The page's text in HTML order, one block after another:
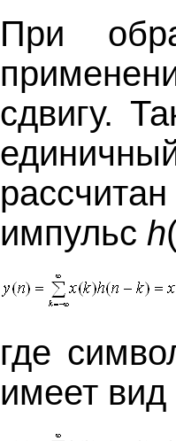
При
сдвигу.
импульс h
где
имеет вид